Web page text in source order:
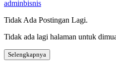
adminbisnis
Tidak Ada Postingan Lagi.
Tidak ada lagi halaman untuk
Selengkapnya